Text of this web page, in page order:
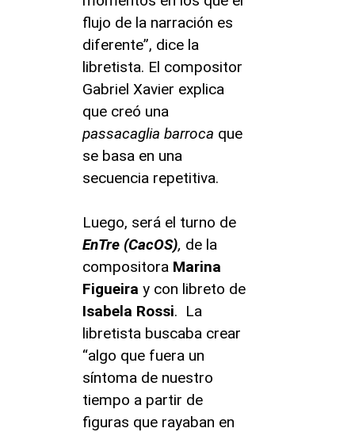
flujo de la narración es
diferente”, dice la
libretista. El compositor
Gabriel Xavier explica
que creó una
passacaglia barroca que
se basa en una
secuencia repetitiva.
Luego, será el turno de
EnTre (CacOS), de la
compositora Marina
Figueira y con libreto de
Isabela Rossi. La
libretista buscaba crear
“algo que fuera un
síntoma de nuestro
tiempo a partir de
figuras que rayaban en